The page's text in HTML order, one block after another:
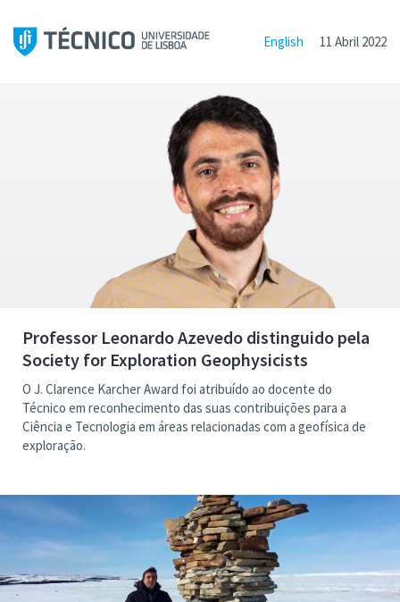
English 11 Abril 2022
Professor Leonardo Azevedo distinguido pela
Society for Exploration Geophysicists
O J. Clarence Karcher Award foi atribuído ao docente do
Técnico em reconhecimento das suas contribuições para a
Ciência e Tecnologia em áreas relacionadas com a geofísica de
exploração.